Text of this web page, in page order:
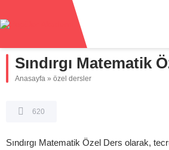
Sındırgı Matematik
Anasayfa » özel dersler
620
Sındırgı Matematik Özel Ders olarak,